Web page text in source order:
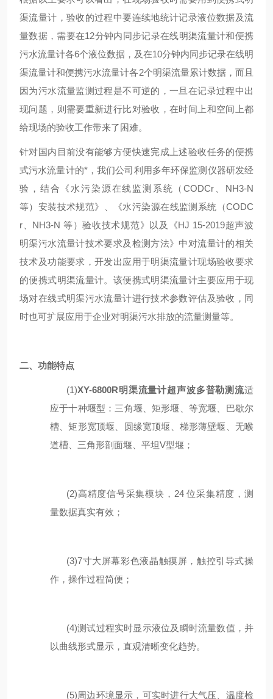
渠流量计，验收的过程中要连续地统计记录液位数据及流
量数据，需要在12分钟内同步记录在线明渠流量计和便携
污水流量计各6个液位数据，及在10分钟内同步记录在线明
渠流量计和便携污水流量计各2个明渠流量累计数据，而且
因为污水流量监测过程是不可逆的，一旦在记录过程中出
现问题，则需要重新进行比对验收，在时间上和空间上都
给现场的验收工作带来了困难。
针对国内目前没有能够方便快速完成上述验收任务的便携
式污水流量计的*，我们公司利用多年环保监测仪器研发经
验，结合《水污染源在线监测系统（CODCr、NH3-N
等）安装技术规范》、《水污染源在线监测系统（CODC
r、NH3-N 等）验收技术规范》以及《HJ 15-2019超声波
明渠污水流量计技术要求及检测方法》中对流量计的相关
技术及功能要求，开发出应用于明渠流量计现场验收要求
的便携式明渠流量计。该便携式明渠流量计主要应用于现
场对在线式明渠污水流量计进行技术参数评估及验收，同
时也可扩展应用于企业对明渠污水排放的流量测量等。
二、 功能特点
(1)XY-6800R明渠流量计超声波多普勒测流适
应于十种堰型：三角堰、矩形堰、等宽堰、巴歇尔
槽、矩形宽顶堰 圆缘宽顶堰 梯形薄壁堰
无喉
道槽
三角形剖面堰 平坦V型堰 ；
(2)高精度信号采集模块， 24 位采集精度，测
量数据真实有效；
(3)7寸大屏幕彩色液晶触摸屏，触控引导式操
作，操作过程简便；
(4)测试过程实时显示液位及瞬时流量数值，并
以曲线形式显示，直观清晰变化趋势。
(5)周边环境显示，可实时进行大气压、温度检